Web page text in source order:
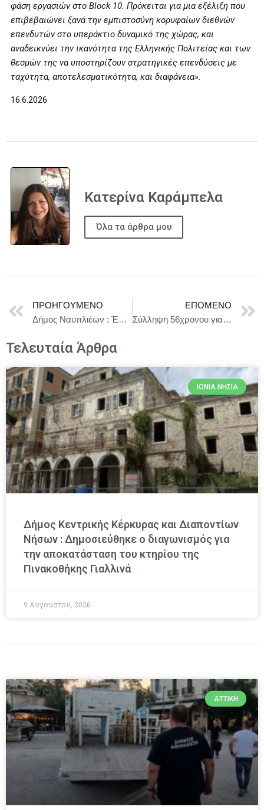
φάση εργασιών στο Block 10. Πρόκειται για μια εξέλιξη που
επιβεβαιώνει ξανά την εμπιστοσύνη κορυφαίων διεθνών
επενδυτών στο υπεράκτιο δυναμικό της χώρας, και
αναδεικνύει την ικανότητα της Ελληνικής Πολιτείας και των
θεσμών της να υποστηρίζουν στρατηγικές επενδύσεις με
ταχύτητα, αποτελεσματικότητα, και διαφάνεια».
16.6.2026
Κατερίνα Καράμπελα
Όλα τα άρθρα μου
ΠΡΟΗΓΟΎΜΕΝΟ
Δήμος Ναυπλιέων : Ένας δήμος με ενσυναίσθηση ευθύνη και αγάπη για τα ζώα.
ΕΠΌΜΕΝΟ
Σύλληψη 56χρονου για παραβάσεις της νομοθεσίας για την προστασία των αρχαιοτήτων και εν γένει της πολιτιστικής κληρονομιάς
Τελευταία Άρθρα
ΙΌΝΙΑ ΝΗΣΙΆ
Δήμος Κεντρικής Κέρκυρας και Διαποντίων
Νήσων : Δημοσιεύθηκε ο διαγωνισμός για
την αποκατάσταση του κτηρίου της
Πινακοθήκης Γιαλλινά
9 Αυγούστου, 2026
ΑΤΤΙΚΉ